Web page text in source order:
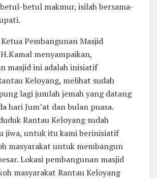
betul makmur, isilah bersama-
Pembangunan Masjid
menyampaikan,
masjid ini adalah inisiatif
Keloyang, melihat sudah
lagi jumlah jemah yang datang
hari Jum’at dan bulan puasa.
Rantau Keloyang sudah
jiwa, untuk itu kami berinisiatif
masyarakat untuk membangun
Lokasi pembangunan masjid
masyarakat Rantau Keloyang